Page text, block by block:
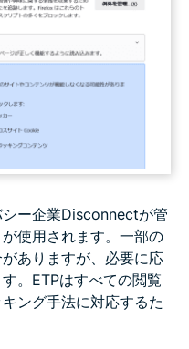
ー企業Disconnectが管
使用されます。一部の
ありますが、必要に応
。ETPはすべての閲覧
ング手法に対応するた